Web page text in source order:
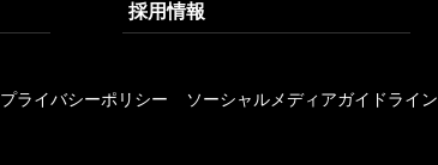
採用情報
プライバシーポリシー ソーシャルメディアガイドライン